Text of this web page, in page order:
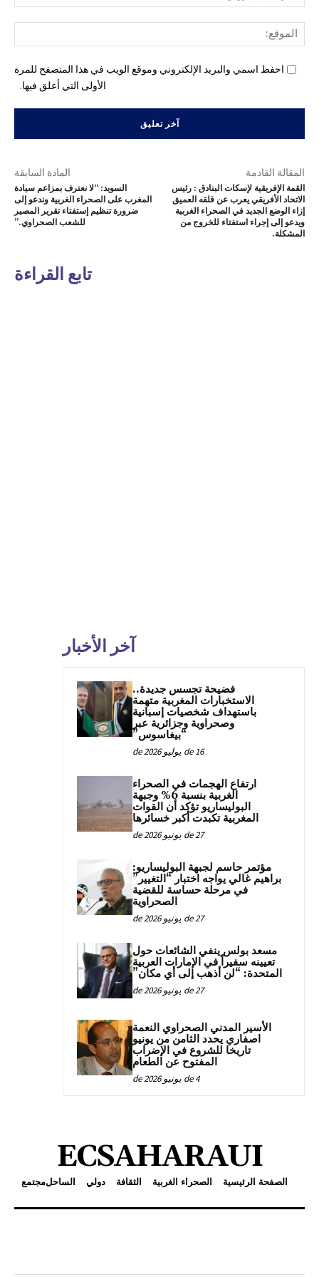
احفظ اسمي والبريد الإلكتروني وموقع الويب في هذا المتصفح للمرة
الأولى التي أعلق فيها.
المادة السابقة
السويد: “لا نعترف بمزاعم سيادة
المغرب على الصحراء الغربية وندعو إلى
ضرورة تنظيم إستفتاء تقرير المصير
للشعب الصحراوي.”
المقالة القادمة
القمة الإفريقية لإسكات البنادق : رئيس
الاتحاد الأفريقي يعرب عن قلقه العميق
إزاء الوضع الجديد في الصحراء الغربية
ويدعو إلى إجراء استفتاء للخروج من
المشكلة.
تابع القراءة
آخر الأخبار
فضيحة تجسس جديدة..
الاستخبارات المغربية متهمة
باستهداف شخصيات إسبانية
وصحراوية وجزائرية عبر
“بيغاسوس”
16 de يوليو de 2026
ارتفاع الهجمات في الصحراء
الغربية بنسبة 6% وجبهة
البوليساريو تؤكد أن القوات
المغربية تكبدت أكبر خسائرها
27 de يونيو de 2026
مؤتمر حاسم لجبهة البوليساريو:
براهيم غالي يواجه اختبار “التغيير”
في مرحلة حساسة للقضية
الصحراوية
27 de يونيو de 2026
مسعد بولس ينفي الشائعات حول
تعيينه سفيراً في الإمارات العربية
المتحدة: “لن أذهب إلى أي مكان”
27 de يونيو de 2026
الأسير المدني الصحراوي النعمة
اصفاري يحدد الثامن من يونيو
تاريخا للشروع في الإضراب
المفتوح عن الطعام
4 de يونيو de 2026
ECSAHARAUI
الصفحة الرئيسية الصحراء الغربية الثقافة دولي الساحلمجتمع